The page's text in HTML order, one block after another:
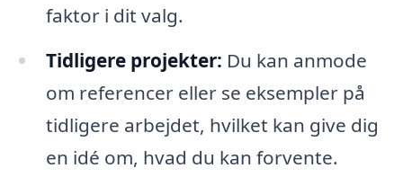
faktor i dit valg.
Tidligere projekter: Du kan anmode
om referencer eller se eksempler på
tidligere arbejdet, hvilket kan give dig
en idé om, hvad du kan forvente.